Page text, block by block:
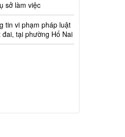
vi phạm pháp luật
tại phường Hố Nai